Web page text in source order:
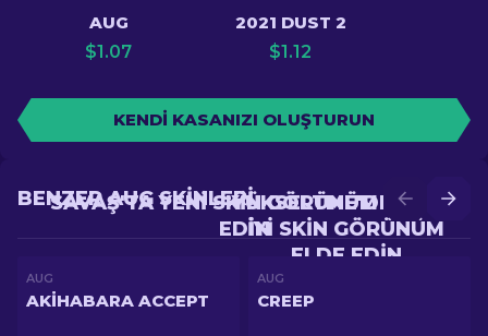
AUG
$1.07
2021 DUST 2
$1.12
KENDI KASANIZI OLUŞTURUN
YÜKSELTME'DE DAHA
IYI SKIN GÖRÜNÜM
ELDE EDIN
SAVAŞ'TA YENI SKIN GÖRÜNÜM ELDE
EDIN
BENZER AUG SKINLERI
AUG
AKIHABARA ACCEPT
AUG
CREEP